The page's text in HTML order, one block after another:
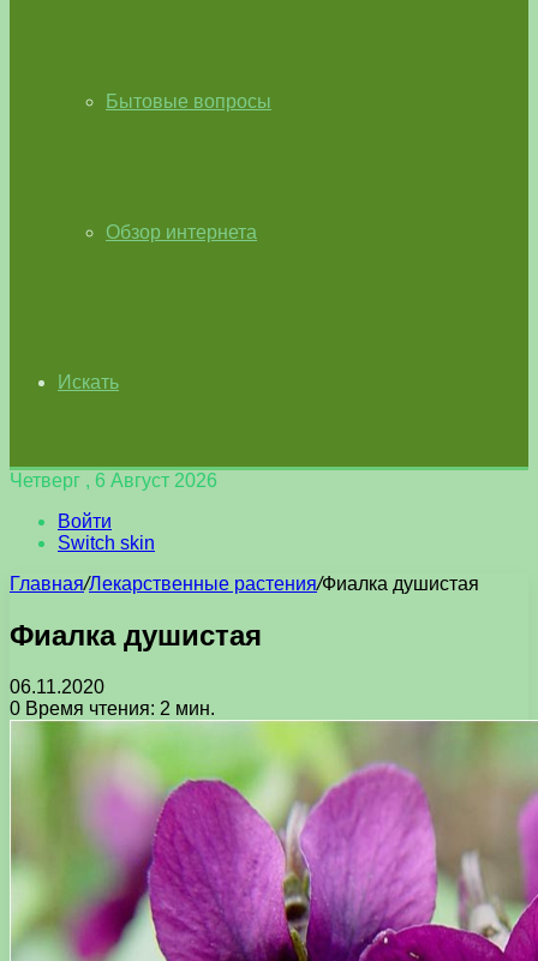
Бытовые вопросы
Обзор интернета
Искать
Четверг , 6 Август 2026
Войти
Switch skin
Главная/Лекарственные растения/Фиалка душистая
Фиалка душистая
06.11.2020
0 Время чтения: 2 мин.